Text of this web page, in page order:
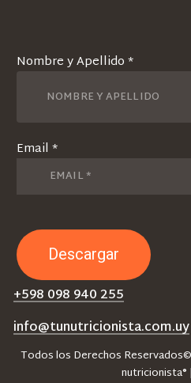
Nombre y Apellido *
Email *
+598 098 940 255
info@tunutricionista.com.uy
Todos los Derechos
nutricionista® |